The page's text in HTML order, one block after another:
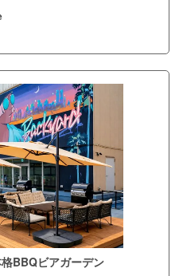
BBQビアガーデン